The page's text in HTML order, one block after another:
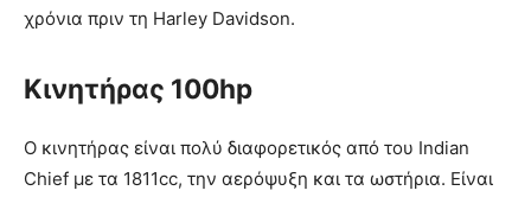
χρόνια πριν τη Harley Davidson.
Κινητήρας 100hp
Ο κινητήρας είναι πολύ διαφορετικός από του Indian
Chief με τα 1811cc, την αερόψυξη και τα ωστήρια. Είναι